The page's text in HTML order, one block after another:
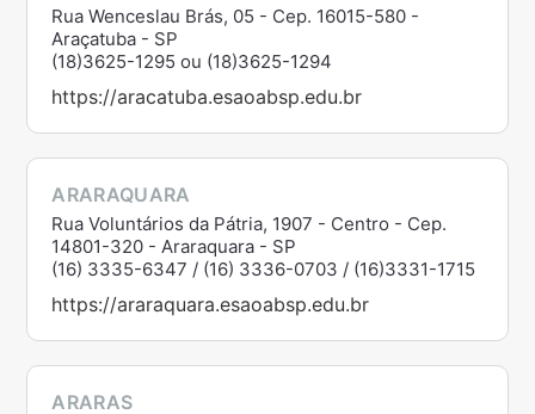
Rua Wenceslau Brás, 05 - Cep. 16015-580 -
Araçatuba - SP
(18)3625-1295 ou (18)3625-1294
https://aracatuba.esaoabsp.edu.br
ARARAQUARA
Rua Voluntários da Pátria, 1907 - Centro - Cep.
14801-320 - Araraquara - SP
(16) 3335-6347 / (16) 3336-0703 / (16)3331-1715
https://araraquara.esaoabsp.edu.br
ARARAS